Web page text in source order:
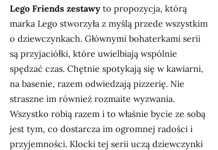
Lego Friends zestawy to propozycja, którą
marka Lego stworzyła z myślą przede wszystkim
o dziewczynkach. Głównymi bohaterkami serii
są przyjaciółki, które uwielbiają wspólnie
spędzać czas. Chętnie spotykają się w kawiarni,
na basenie, razem odwiedzają pizzerię. Nie
straszne im również rozmaite wyzwania.
Wszystko robią razem i to właśnie bycie ze sobą
jest tym, co dostarcza im ogromnej radości i
przyjemności. Klocki tej serii uczą dziewczynki